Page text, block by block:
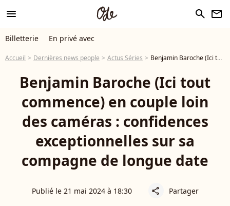
menu search newsletter
Billetterie En privé avec
Accueil Dernières news people Actus Séries Benjamin Baroche (Ici tout commence) en couple loin des caméras : confidences exceptionnelles sur sa compagne de longue date
Benjamin Baroche (Ici tout
commence) en couple loin
des caméras : confidences
exceptionnelles sur sa
compagne de longue date
Publié le 21 mai 2024 à 18:30 share Partager